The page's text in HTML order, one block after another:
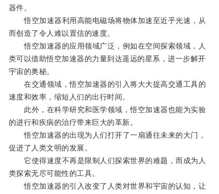
器件。
悟空加速器利用高能电磁场将物体加速至近乎光速，从
而创造了令人难以置信的速度。
悟空加速器的应用领域广泛，例如在空间探索领域，人
类可以借助悟空加速器的力量到达遥远的星系，进一步解开
宇宙的奥秘。
在交通领域，悟空加速器的引入将大大提高交通工具的
速度和效率，缩短人们的出行时间。
此外，在科学研究和医学领域，悟空加速器也能为实验
的进行和疾病的治疗带来巨大的革新。
悟空加速器的出现为人们打开了一扇通往未来的大门，
促进了人类文明的发展。
它使得速度不再是限制人们探索世界的难题，而成为人
类探索无尽可能性的工具。
悟空加速器的引入改变了人类对世界和宇宙的认知，让